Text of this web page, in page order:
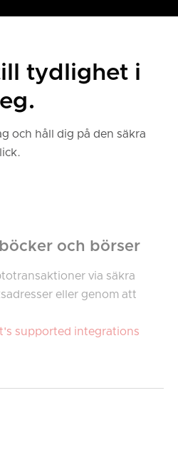
tydlighet i
och håll dig på den säkra
och börser
via säkra
eller genom att